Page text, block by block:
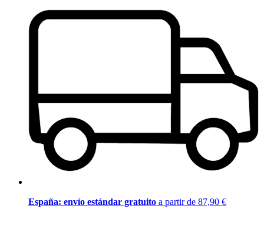
España: envío estándar gratuito a partir de 87,90 €